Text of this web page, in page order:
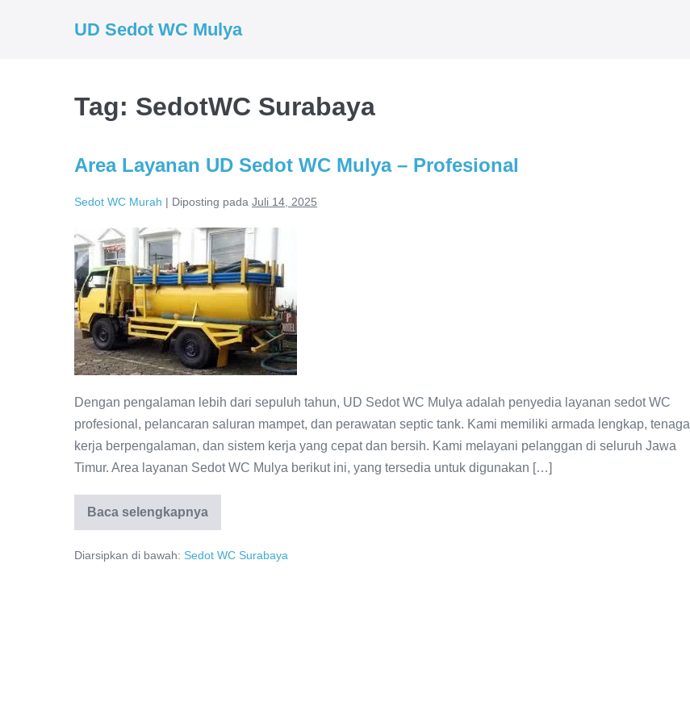
UD Sedot WC Mulya
Tag: SedotWC Surabaya
Area Layanan UD Sedot WC Mulya – Profesional
Sedot WC Murah | Diposting pada Juli 14, 2025
Area
Layanan
UD
Sedot
WC
Mulya
–
Dengan pengalaman lebih dari sepuluh tahun, UD Sedot WC Mulya adalah penyedia layanan sedot WC
profesional, pelancaran saluran mampet, dan perawatan septic tank. Kami memiliki armada lengkap, tenaga
kerja berpengalaman, dan sistem kerja yang cepat dan bersih. Kami melayani pelanggan di seluruh Jawa
Timur. Area layanan Sedot WC Mulya berikut ini, yang tersedia untuk digunakan […]
Baca selengkapnya
Area
Layanan
Sedot
Diarsipkan di bawah: Sedot WC Surabaya